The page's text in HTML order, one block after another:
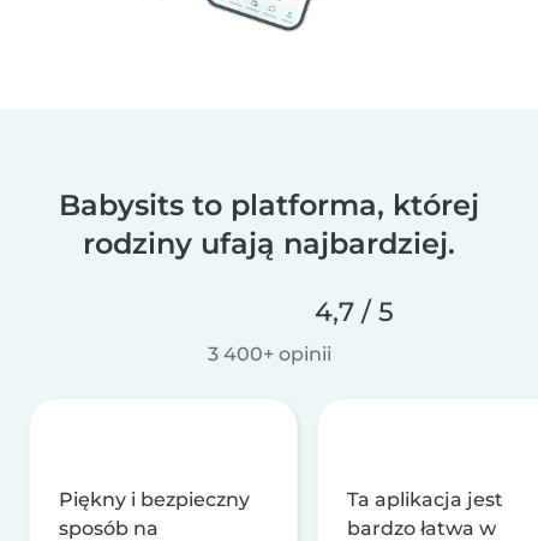
Babysits to platforma, której
rodziny ufają najbardziej.
4,7 / 5
3 400+ opinii
Piękny i bezpieczny
sposób na
Ta aplikacja jest
bardzo łatwa w